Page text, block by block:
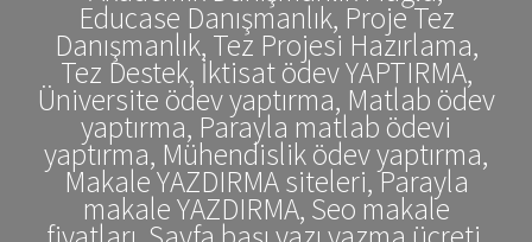
Educase Danışmanlık, Proje Tez
Danışmanlık, Tez Projesi Hazırlama,
Tez Destek, İktisat ödev YAPTIRMA,
Üniversite ödev yaptırma, Matlab ödev
yaptırma, Parayla matlab ödevi
yaptırma, Mühendislik ödev yaptırma,
Makale YAZDIRMA siteleri, Parayla
makale YAZDIRMA, Seo makale